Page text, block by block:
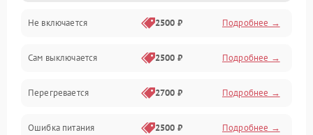
Не включается 2500 ₽ Подробнее →
Сам выключается 2500 ₽ Подробнее →
Перегревается 2700 ₽ Подробнее →
Ошибка питания 2500 ₽ Подробнее →